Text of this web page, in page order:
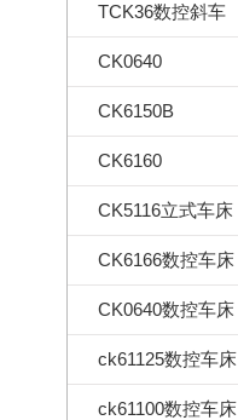
TCK36数控斜车
CK0640
CK6150B
CK6160
CK5116立式车床
CK6166数控车床
CK0640数控车床
ck61125数控车床
ck61100数控车床